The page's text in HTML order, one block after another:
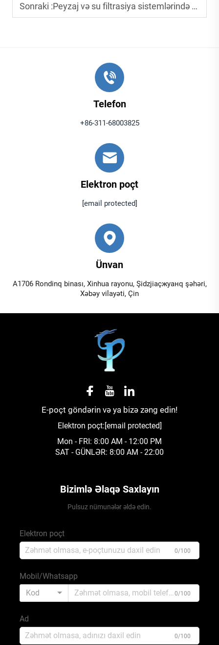
Sonraki :Peyzaj və su filtrasiya sistemlərində qara vulkan daşının üstünlükləri
Telefon
+86-311-68003825
Elektron poçt
[email protected]
Ünvan
A1706 Rondinq binası, Xinhua rayonu, Şidzjiaçжуанq şəhəri,
Xəbəy vilayəti, Çin
E-poçt göndərin və ya bizə zəng edin!
Elektron poçt:[email protected]
Mon - FRI: 8:00 AM - 12:00 PM
SAT - GÜNLƏR: 8:00 AM - 22:00
Bizimlə Əlaqə Saxlayın
Pulsuz nümunələr əldə edin.
Elektron poçt
0/100
Mobil/Whatsapp
Kod
0/100
Ad
0/100